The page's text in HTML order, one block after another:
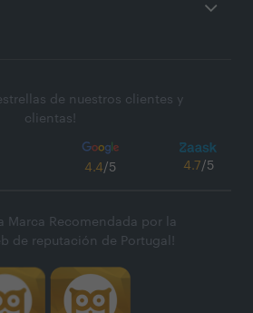
de nuestros clientes y
clientas!
4.4/5 4.7/5
Marca Recomendada por la
de reputación de Portugal!